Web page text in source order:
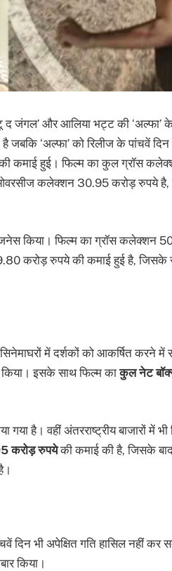
जंगल’ और आलिया भट्ट की ‘अल्फा’ के
‘अल्फा’ को रिलीज के पांचवें दिन
कमाई हुई। फिल्म का कुल ग्रॉस
कलेक्शन 30.95 करोड़ रुपये है,
किया। फिल्म का ग्रॉस कलेक्शन
करोड़ रुपये की कमाई हुई है, जिसके
सिनेमाघरों में दर्शकों को आकर्षित करने
किया। इसके साथ फिल्म काकुल नेट
गया है। वहीं अंतरराष्ट्रीय बाजारों में
करोड़ रुपयेकी कमाई की है, जिसके
दिन भी अपेक्षित गति हासिल नहीं
किया।